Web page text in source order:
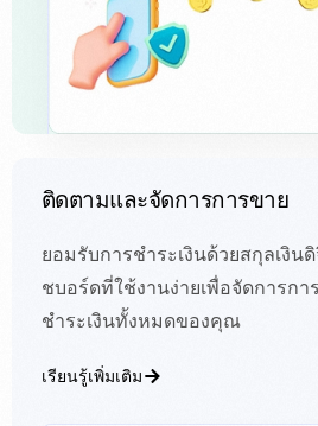
ติดตามและจัดการการขาย
ยอมรับการชำระเงินด้วยสกุลเงิน
ชบอร์ดที่ใช้งานง่ายเพื่อจัดการกา
ชำระเงินทั้งหมดของคุณ
เรียนรู้เพิ่มเติม